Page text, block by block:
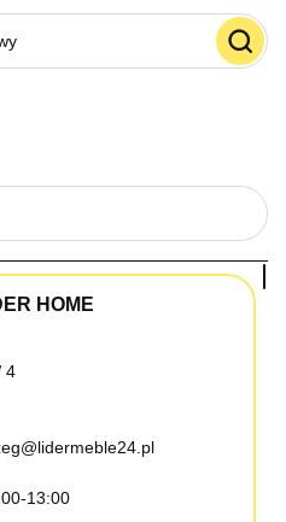
HOME
4
13:00